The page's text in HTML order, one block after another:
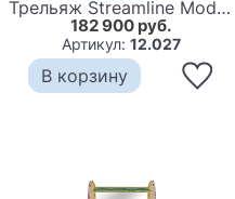
Трельяж Streamline Moderne Pink
182 900 руб.
Артикул: 12.027
В корзину